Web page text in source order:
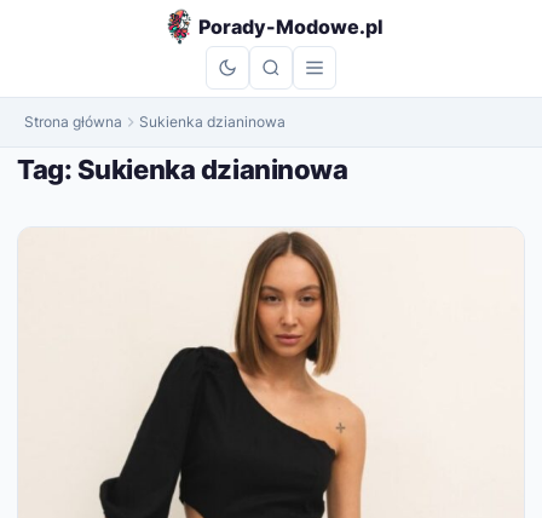
Porady-Modowe.pl
Strona główna Sukienka dzianinowa
Tag:Sukienka dzianinowa